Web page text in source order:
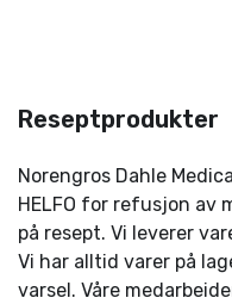
Reseptprodukter
Norengros Dahle
HELFO for refusjon av
på resept. Vi leverer
Vi har alltid varer på
varsel. Våre